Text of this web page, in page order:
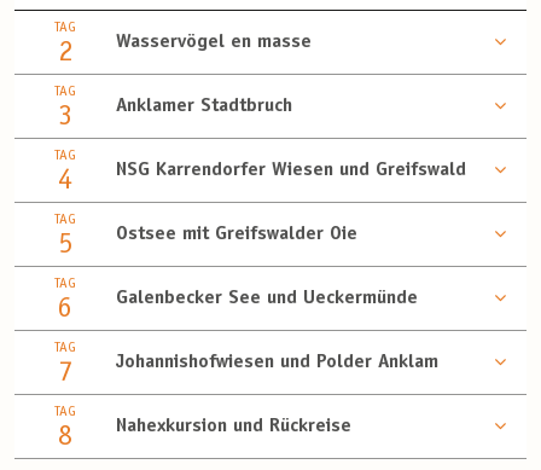
TAG
2 Wasservögel en masse
TAG
3 Anklamer Stadtbruch
TAG
4 NSG Karrendorfer Wiesen und Greifswald
TAG
5 Ostsee mit Greifswalder Oie
TAG
6 Galenbecker See und Ueckermünde
TAG
7 Johannishofwiesen und Polder Anklam
TAG
8 Nahexkursion und Rückreise